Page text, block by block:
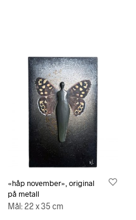
«håp november», original
på metall
Mål: 22 x 35 cm